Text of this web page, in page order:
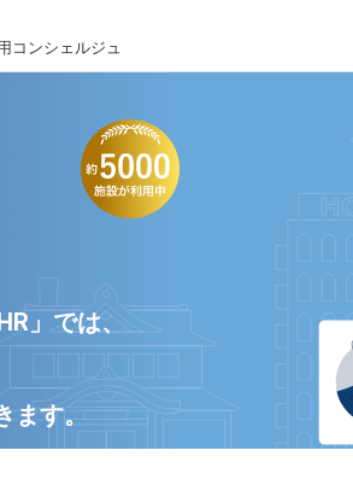
コンシェルジュ
」では、
ます。